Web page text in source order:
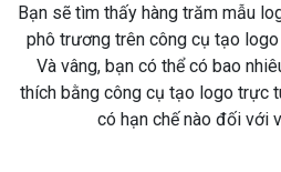
Bạn sẽ tìm thấy hàng trăm mẫu
phô trương trên công cụ tạo
Và vâng, bạn có thể có bao
thích bằng công cụ tạo logo trực
có hạn chế nào đối với